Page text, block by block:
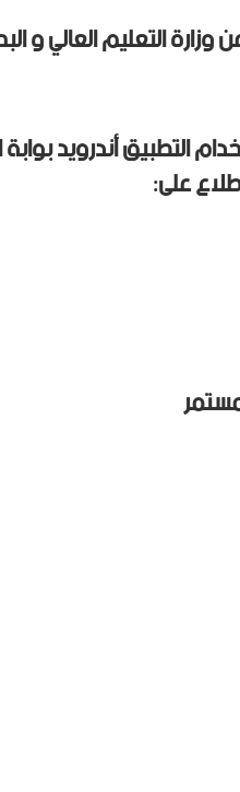
وزارة التعليم العالي
على: